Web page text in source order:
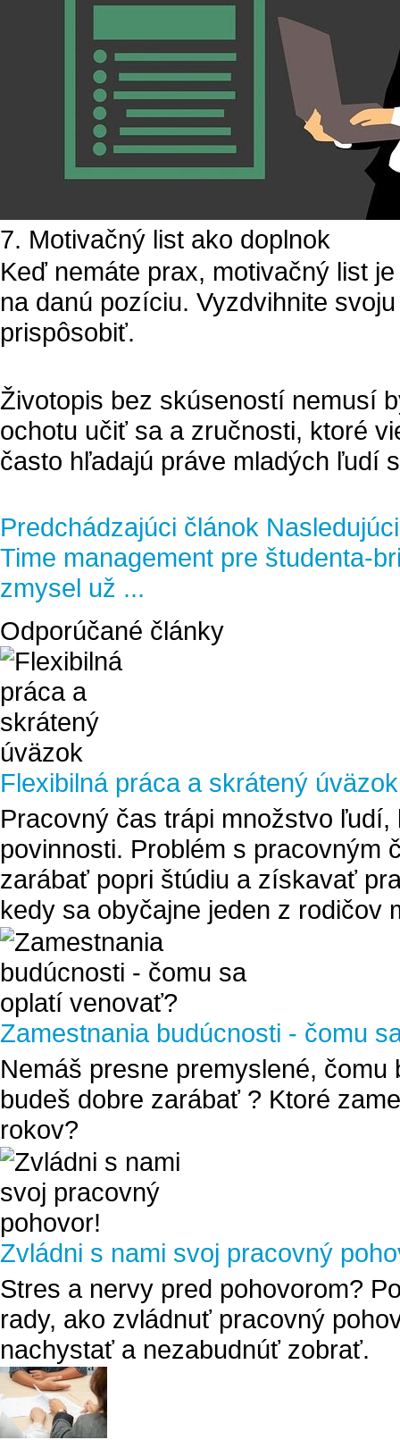
7. Motivačný list ako doplnok
Keď nemáte prax, motivačný list
na danú pozíciu. Vyzdvihnite
prispôsobiť.
Životopis bez skúseností nemusí
ochotu učiť sa a zručnosti, ktoré
často hľadajú práve mladých ľudí
Predchádzajúci článok
Time management pre študenta-
zmysel už ...
Odporúčané články
Flexibilná práca a skrátený úväzok
Pracovný čas trápi množstvo
povinnosti. Problém s pracovným
zarábať popri štúdiu a získavať
kedy sa obyčajne jeden z rodičov
Zamestnania budúcnosti - čomu
Nemáš presne premyslené,
budeš dobre zarábať ? Ktoré
rokov?
Zvládni s nami svoj pracovný
Stres a nervy pred pohovorom?
rady, ako zvládnuť pracovný
nachystať a nezabudnúť zobrať.